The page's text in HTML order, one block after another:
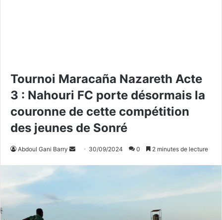
Tournoi Maracaña Nazareth Acte
3 : Nahouri FC porte désormais la
couronne de cette compétition
des jeunes de Sonré
Abdoul Gani Barry
v
30/09/2024 0 2 minutes de lecture